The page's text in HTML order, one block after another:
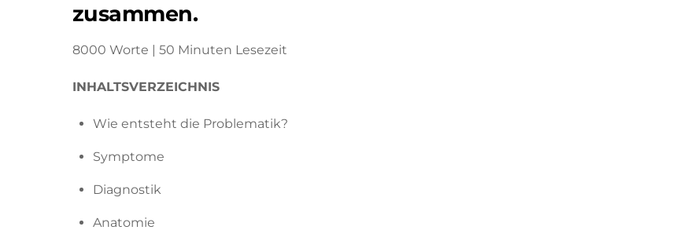
zusammen.
8000 Worte | 50 Minuten Lesezeit
INHALTSVERZEICHNIS
Wie entsteht die Problematik?
Symptome
Diagnostik
Anatomie